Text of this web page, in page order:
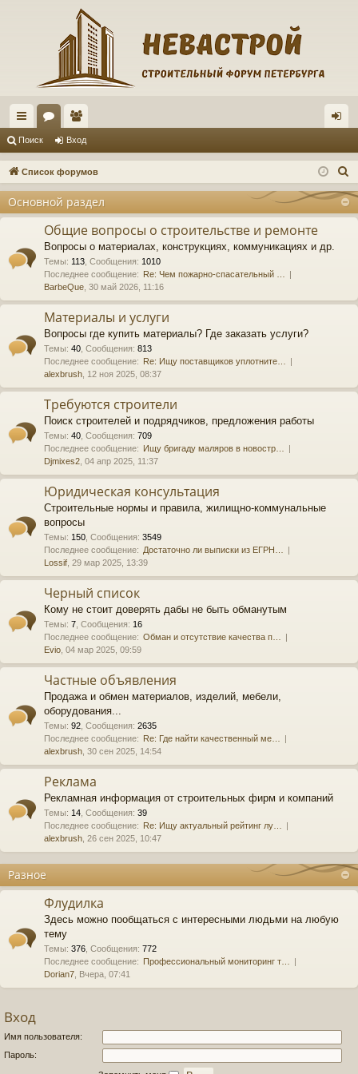
с
ы
и
ум
ол
ьз
ат
ел
и
д
Поиск Вход
Список форумов
Основной раздел
Общие вопросы о строительстве и ремонте
Вопросы о материалах, конструкциях, коммуникациях и др.
Темы: 113 Сообщения: 1010
Последнее сообщение: Re: Чем пожарно-спасательный …
BarbeQue , 30 май 2026, 11:16
Материалы и услуги
Вопросы где купить материалы? Где заказать услуги?
Темы: 40 Сообщения: 813
Последнее сообщение: Re: Ищу поставщиков уплотните…
alexbrush , 12 ноя 2025, 08:37
Требуются строители
Поиск строителей и подрядчиков, предложения работы
Темы: 40 Сообщения: 709
Последнее сообщение: Ищу бригаду маляров в новостр…
Djmixes2 , 04 апр 2025, 11:37
Юридическая консультация
Строительные нормы и правила, жилищно-коммунальные
вопросы
Темы: 150 Сообщения: 3549
Последнее сообщение: Достаточно ли выписки из ЕГРН…
Lossif , 29 мар 2025, 13:39
Черный список
Кому не стоит доверять дабы не быть обманутым
Темы: 7 Сообщения: 16
Последнее сообщение: Обман и отсутствие качества п…
Evio , 04 мар 2025, 09:59
Частные объявления
Продажа и обмен материалов, изделий, мебели,
оборудования...
Темы: 92 Сообщения: 2635
Последнее сообщение: Re: Где найти качественный ме…
alexbrush , 30 сен 2025, 14:54
Реклама
Рекламная информация от строительных фирм и компаний
Темы: 14 Сообщения: 39
Последнее сообщение: Re: Ищу актуальный рейтинг лу…
alexbrush , 26 сен 2025, 10:47
Разное
Флудилка
Здесь можно пообщаться с интересными людьми на любую
тему
Темы: 376 Сообщения: 772
Последнее сообщение: Профессиональный мониторинг т…
Dorian7 , Вчера, 07:41
Вход
Имя пользователя:
Пароль: